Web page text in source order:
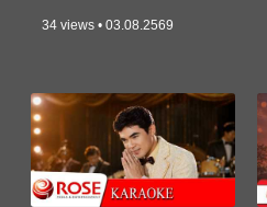
34 views • 03.08.2569